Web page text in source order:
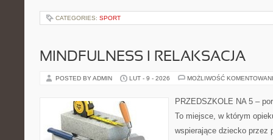
CATEGORIES: SPORT
MINDFULNESS I RELAKSACJA
POSTED BY ADMIN LUT - 9 - 2026 MOŻLIWOŚĆ
PRZEDSZKOLE NA 5 –
To miejsce, w którym
wspierające dziecko przez